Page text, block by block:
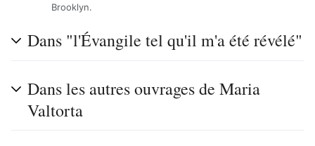
Brooklyn.
Dans "l'Évangile tel qu'il m'a été révélé"
Dans les autres ouvrages de Maria
Valtorta